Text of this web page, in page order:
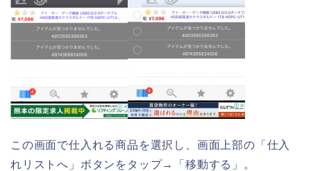
この画面で仕入れる商品を選択し、画面上部の「仕入
れリストへ」ボタンをタップ→「移動する」。